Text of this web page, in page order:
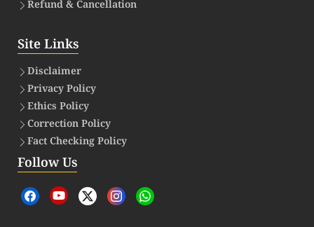
Refund & Cancellation
Site Links
Disclaimer
Privacy Policy
Ethics Policy
Correction Policy
Fact Checking Policy
Follow Us